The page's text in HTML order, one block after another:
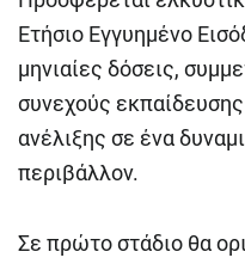
Ετήσιο Εγγυημένο
μηνιαίες δόσεις,
συνεχούς
ανέλιξης σε ένα
περιβάλλον.
Σε πρώτο στάδιο θα